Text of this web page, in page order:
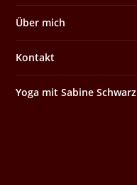
Über mich
Kontakt
Yoga mit Sabine Schwarz